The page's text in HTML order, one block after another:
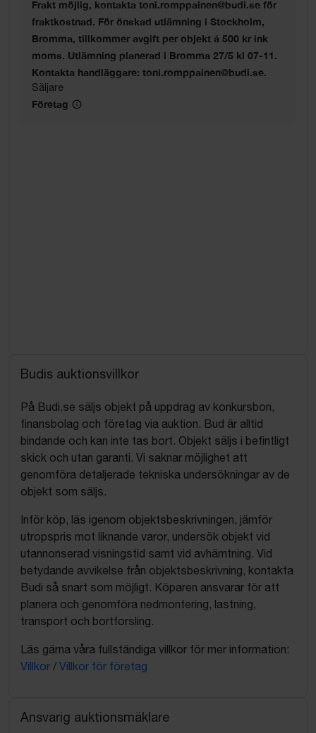
Frakt möjlig, kontakta toni.romppainen@budi.se för
fraktkostnad. För önskad utlämning i Stockholm,
Bromma, tillkommer avgift per objekt á 500 kr ink
moms. Utlämning planerad i Bromma 27/5 kl 07-11.
Kontakta handläggare: toni.romppainen@budi.se.
Säljare
Företag
Budis auktionsvillkor
På Budi.se säljs objekt på uppdrag av konkursbon,
finansbolag och företag via auktion. Bud är alltid
bindande och kan inte tas bort. Objekt säljs i befintligt
skick och utan garanti. Vi saknar möjlighet att
genomföra detaljerade tekniska undersökningar av de
objekt som säljs.
Inför köp, läs igenom objektsbeskrivningen, jämför
utropspris mot liknande varor, undersök objekt vid
utannonserad visningstid samt vid avhämtning. Vid
betydande avvikelse från objektsbeskrivning, kontakta
Budi så snart som möjligt. Köparen ansvarar för att
planera och genomföra nedmontering, lastning,
transport och bortforsling.
Läs gärna våra fullständiga villkor för mer information:
Villkor / Villkor för företag
Ansvarig auktionsmäklare